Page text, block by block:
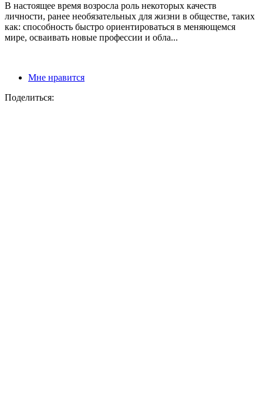
В настоящее время возросла роль некоторых качеств
личности, ранее необязательных для жизни в обществе, таких
как: способность быстро ориентироваться в меняющемся
мире, осваивать новые профессии и обла...
Мне нравится
Поделиться: